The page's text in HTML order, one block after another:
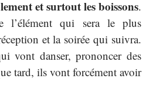
et surtout les boissons.
l’élément qui sera le plus
et la soirée qui suivra.
vont danser, prononcer des
tard, ils vont forcément avoir